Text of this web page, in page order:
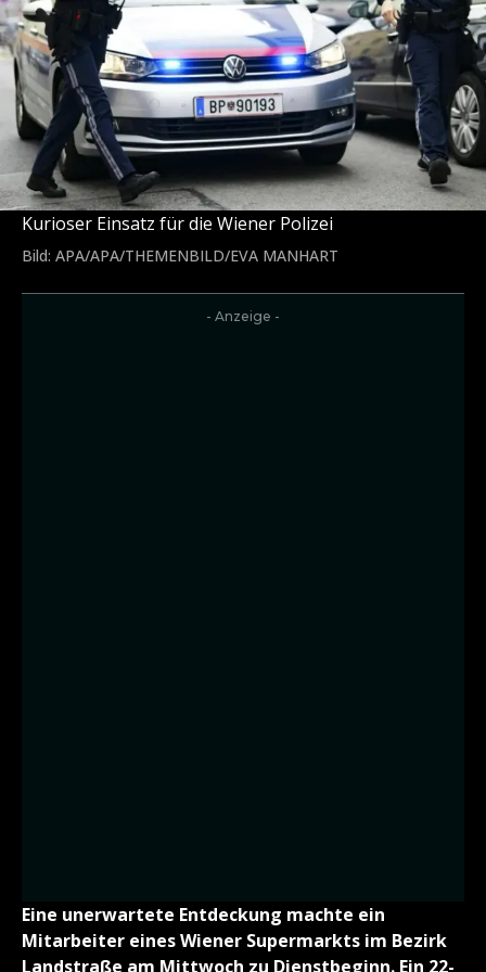
Kurioser Einsatz für die Wiener Polizei
Bild: APA/APA/THEMENBILD/EVA MANHART
- Anzeige -
Eine unerwartete Entdeckung machte ein
Mitarbeiter eines Wiener Supermarkts im Bezirk
Landstraße am Mittwoch zu Dienstbeginn. Ein 22-